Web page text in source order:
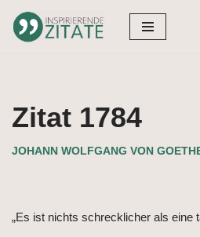
Zum
Zitat 1784
JOHANN WOLFGANG VON
„Es ist nichts schrecklicher als eine